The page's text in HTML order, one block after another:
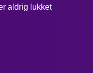
aldrig lukket